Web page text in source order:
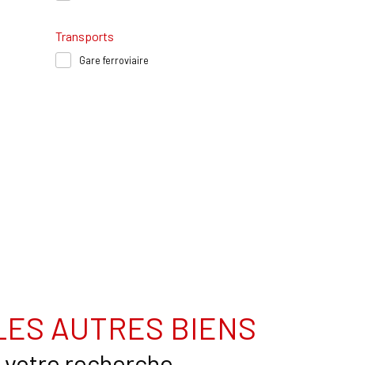
Transports
Gare ferroviaire
AUTRES BIENS